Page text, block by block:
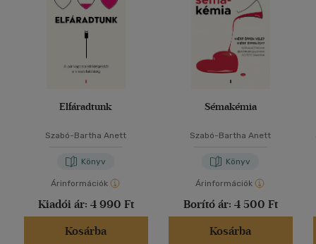
Elfáradtunk
Szabó-Bartha Anett
Könyv
Árinformációk
Kiadói ár: 4 990 Ft
Kosárba
Sémakémia
Szabó-Bartha Anett
Könyv
Árinformációk
Borító ár: 4 500 Ft
Kosárba